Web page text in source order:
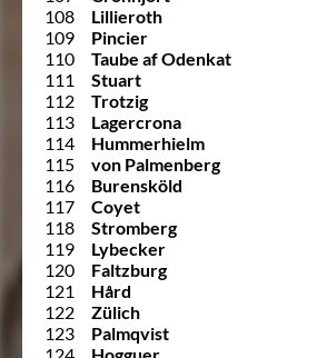
108
Lillieroth
109
Pincier
110
Taube af Odenkat
111
Stuart
112
Trotzig
113
Lagercrona
114
Hummerhielm
115
von Palmenberg
116
Burensköld
117
Coyet
118
Stromberg
119
Lybecker
120
Faltzburg
121
Hård
122
Zülich
123
Palmqvist